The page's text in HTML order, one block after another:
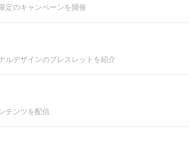
定のキャンペーンを開催
ルデザインのブレスレットを紹介
テンツを配信